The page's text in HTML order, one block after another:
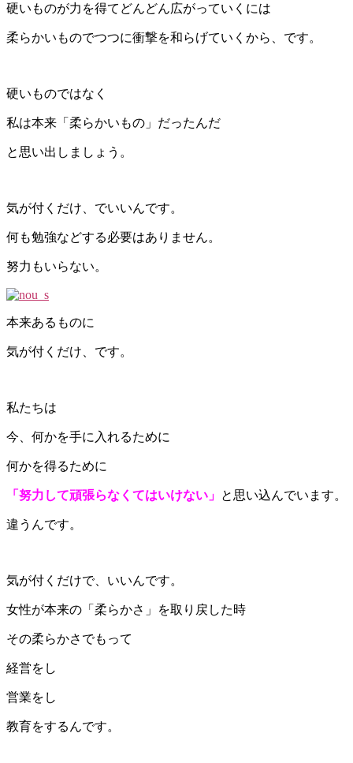
硬いものが力を得てどんどん広がっていくには
柔らかいものでつつに衝撃を和らげていくから、です。
硬いものではなく
私は本来「柔らかいもの」だったんだ
と思い出しましょう。
気が付くだけ、でいいんです。
何も勉強などする必要はありません。
努力もいらない。
本来あるものに
気が付くだけ、です。
私たちは
今、何かを手に入れるために
何かを得るために
「努力して頑張らなくてはいけない」 と思い込んでいます。
違うんです。
気が付くだけで、いいんです。
女性が本来の「柔らかさ」を取り戻した時
その柔らかさでもって
経営をし
営業をし
教育をするんです。